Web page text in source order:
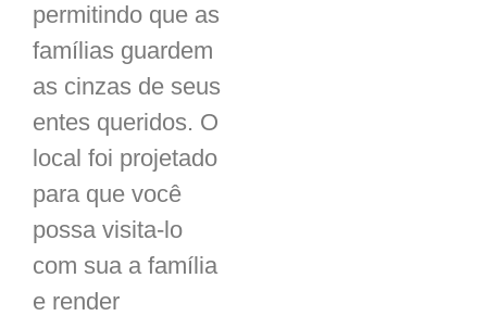
permitindo que as
famílias guardem
as cinzas de seus
entes queridos. O
local foi projetado
para que você
possa visita-lo
com sua a família
e render